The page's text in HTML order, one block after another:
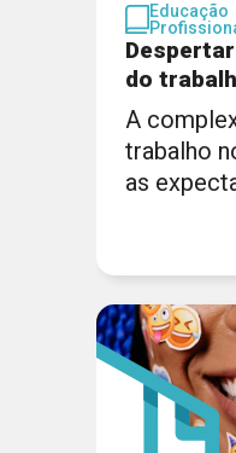
Educação
do
A
trabalho
as